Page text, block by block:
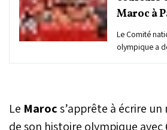
Maroc à
Le Comité
olympique a
qui démarre
Au total, 60
Le Marocs’apprête à écrire
de son histoire olympique